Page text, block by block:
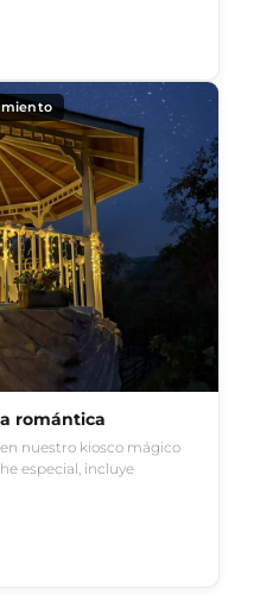
romántica
nuestro kiosco mágico
especial, incluye